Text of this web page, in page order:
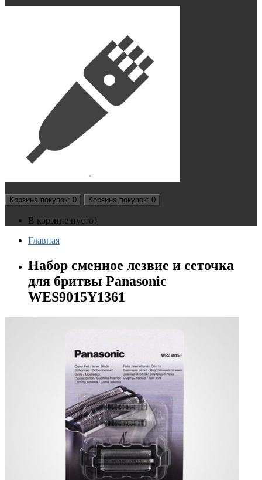
Корзина покупок: 0 Корзина покупок: 0
В корзине пусто!
Главная
Набор сменное лезвие и сеточка
для бритвы Panasonic
WES9015Y1361